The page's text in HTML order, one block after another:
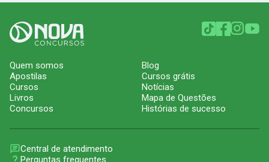
Quem somos
Apostilas
Cursos
Livros
Concursos
Blog
Cursos grátis
Notícias
Mapa de Questões
Histórias de sucesso
Central de atendimento
Perguntas frequentes